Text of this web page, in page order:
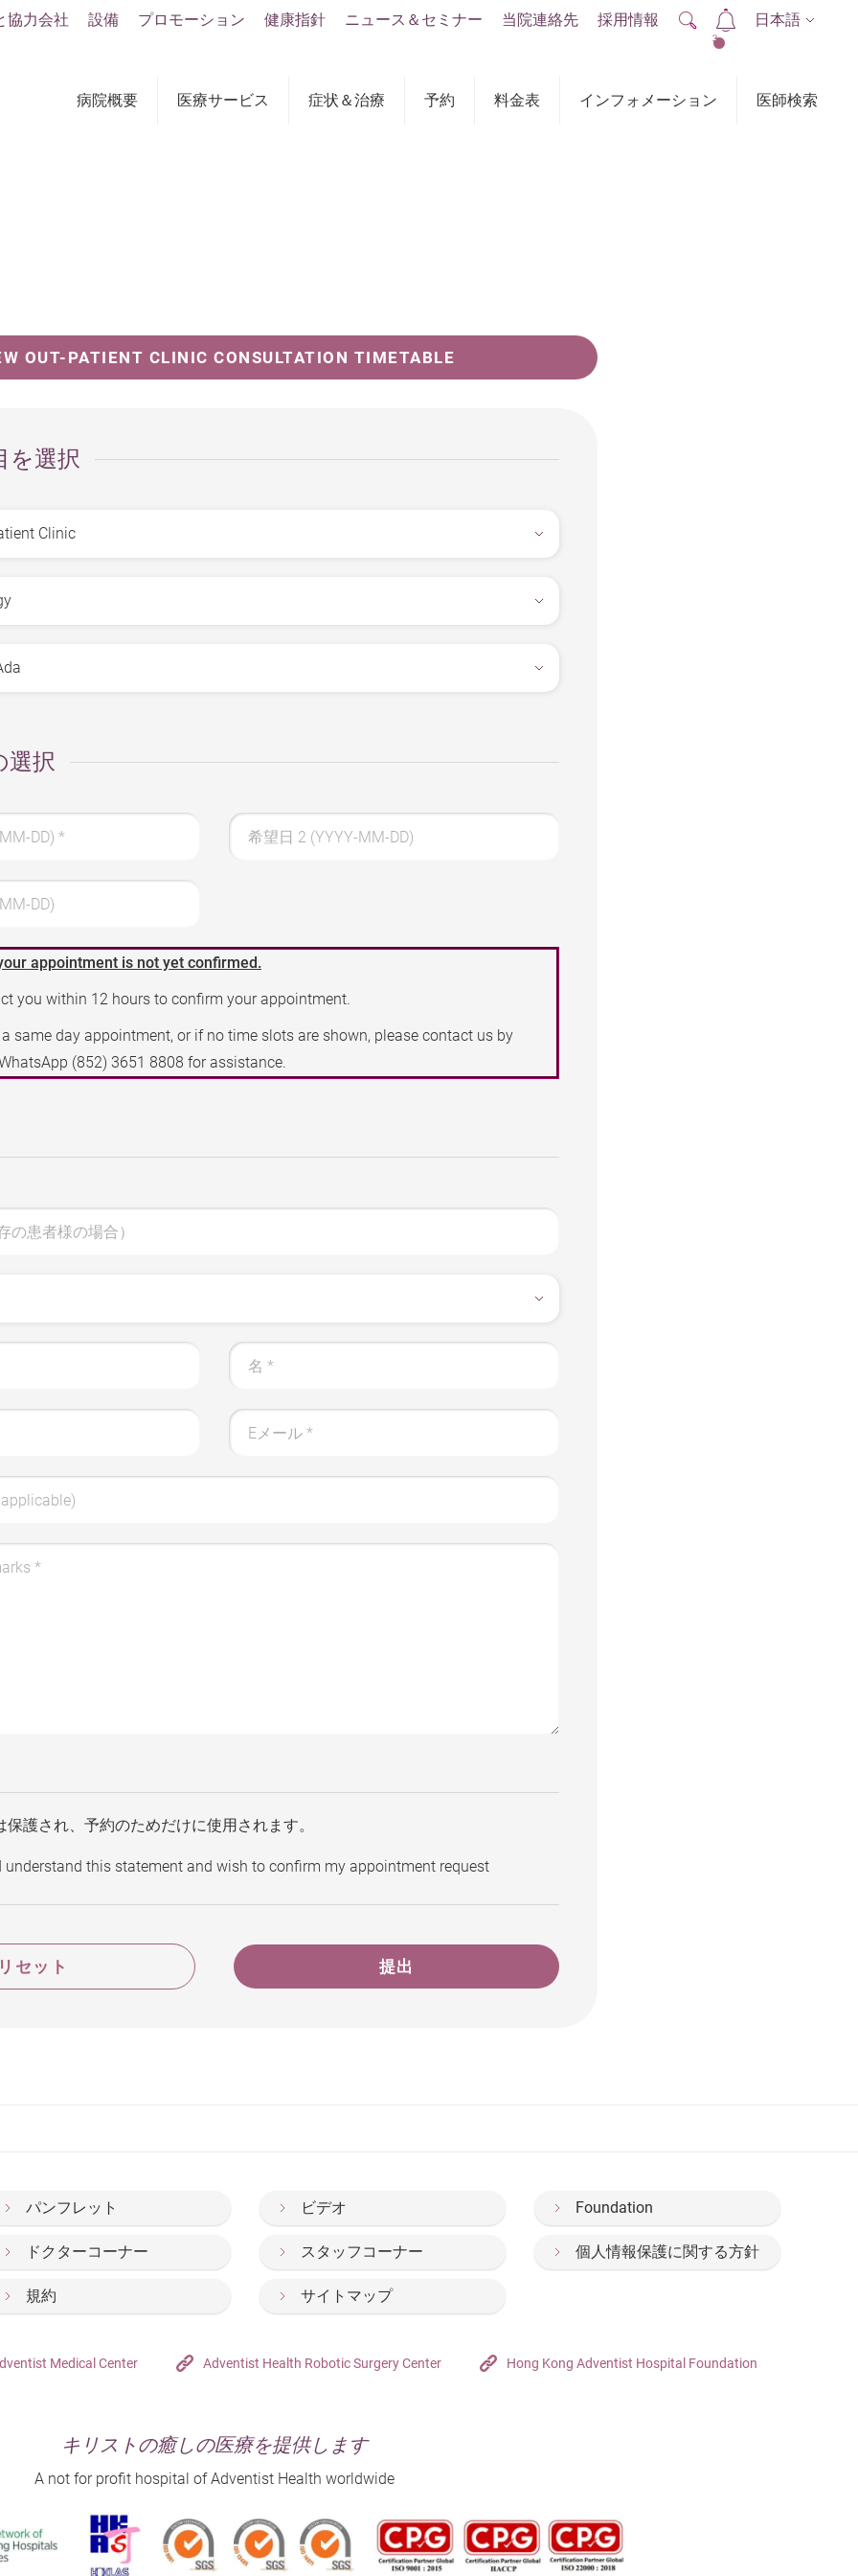
病院概要 医療サービス 症状＆治療 予約 料金表 インフォメーション 医師検索
協力会社 設備 プロモーション 健康指針 ニュース＆セミナー 当院連絡先 採用情報
2
日本語
OUT-PATIENT CLINIC CONSULTATION TIMETABLE
を選択
選択
DD) * 希望日 2 (YYYY-MM-DD)
DD)
appointment is not yet confirmed.
you within 12 hours to confirm your appointment.
a same day appointment, or if no time slots are shown, please contact us by
(852) 3651 8808 for assistance.
の患者様の場合）
名 *
Eメール *
applicable)
*
保護され、予約のためだけに使用されます。
understand this statement and wish to confirm my appointment request
提出
リセット
パンフレット ビデオ Foundation
ドクターコーナー スタッフコーナー 個人情報保護に関する方針
規約 サイトマップ
Medical Center Adventist Health Robotic Surgery Center Hong Kong Adventist Hospital Foundation
キリストの癒しの医療を提供します
A not for profit hospital of Adventist Health worldwide